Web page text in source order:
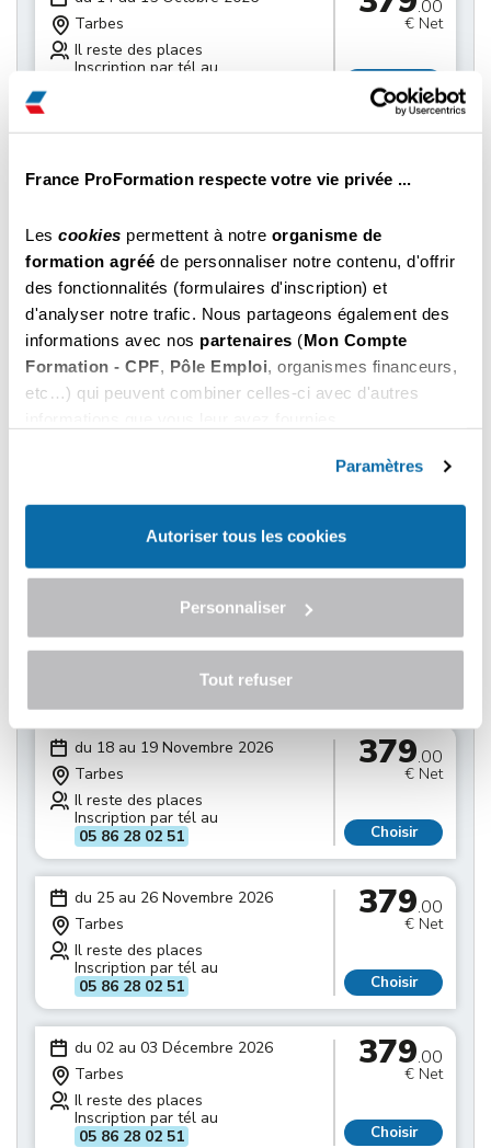
France ProFormation respecte votre vie privée ...
Les cookies permettent à notre organisme de
formation agréé de personnaliser notre contenu, d'offrir
des fonctionnalités (formulaires d'inscription) et
d'analyser notre trafic. Nous partageons également des
informations avec nos partenaires (Mon Compte
Formation - CPF, Pôle Emploi, organismes financeurs,
etc…) qui peuvent combiner celles-ci avec d'autres
Autoriser tous les cookies", vous
Paramètres
Autoriser tous les cookies
Personnaliser
Tout refuser
Tarbes
Il reste des places
Inscription par tél au
.00
€ Net
Choisir
Tarbes
05 86 28 02 51
Choisir
du 28 au 29 Octobre 2026
Tarbes
Il reste des places
Inscription par tél au
05 86 28 02 51
379 .00
€ Net
Il reste des places
05 86 28 02 51
379.00
€ Net
du 11 au 12 Novembre 2026
Il reste des places
du 18 au 19 Novembre 2026
Tarbes
Il reste des places
Inscription par tél au
05 86 28 02 51
379.00
€ Net
Choisir
du 25 au 26 Novembre 2026
Tarbes
Il reste des places
Inscription par tél au
05 86 28 02 51
379.00
€ Net
Choisir
du 02 au 03 Décembre 2026
Tarbes
Il reste des places
Inscription par tél au
05 86 28 02 51
379.00
€ Net
Choisir